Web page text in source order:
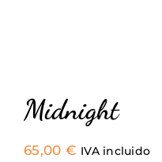
Midnight
65,00 € IVA incluido